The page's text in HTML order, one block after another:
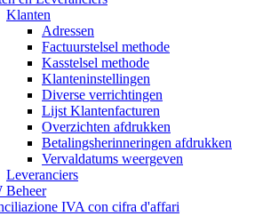
Klanten
Adressen
Factuurstelsel methode
Kasstelsel methode
Klanteninstellingen
Diverse verrichtingen
Lijst Klantenfacturen
Overzichten afdrukken
Betalingsherinneringen afdrukken
Vervaldatums weergeven
Leveranciers
Beheer
IVA con cifra d'affari